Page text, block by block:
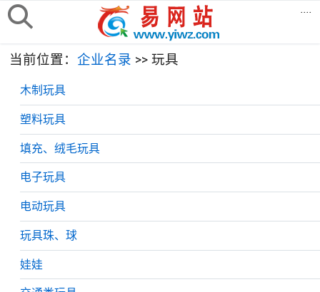
....
当前位置： 企业名录 >> 玩具
木制玩具
塑料玩具
填充、绒毛玩具
电子玩具
电动玩具
玩具珠、球
娃娃